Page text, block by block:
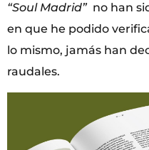
“Soul Madrid”no han
en que he podido
lo mismo, jamás han
raudales.